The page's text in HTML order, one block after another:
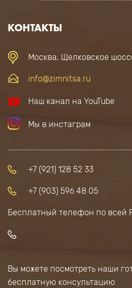
КОНТАКТЫ
Москва, Щелковское
info@zimnitsa.ru
Наш канал на YouTube
Мы в инстаграм
+7 (921) 128 52 33
+7 (903) 596 48 05
Бесплатный телефон по всей
Вы можете посмотреть наши
бесплатную консультацию